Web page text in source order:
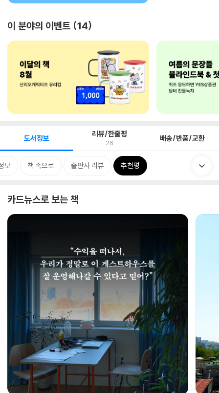
이 분야의 이벤트 14
도서정보 리뷰/한줄평
26 배송/반품/교환
보 책 속으로 출판사 리뷰 추천평
카드뉴스로 보는 책